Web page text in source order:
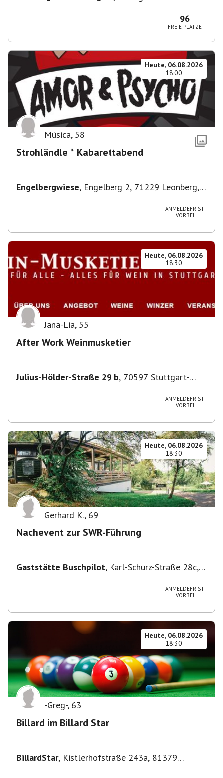
96
FREIE PLÄTZE
Heute, 06.08.2026
18:00
Música, 58
Strohländle * Kabarettabend
Engelbergwiese, Engelberg 2, 71229 Leonberg,
ANMELDEFRIST
VORBEI
Heute, 06.08.2026
18:30
Jana-Lia, 55
After Work Weinmusketier
Julius-Hölder-Straße 29 b, 70597 Stuttgart-
ANMELDEFRIST
VORBEI
Heute, 06.08.2026
18:30
Gerhard K., 69
Nachevent zur SWR-Führung
Gaststätte Buschpilot, Karl-Schurz-Straße 28c,
ANMELDEFRIST
VORBEI
Heute, 06.08.2026
18:30
-Greg-, 63
Billard im Billard Star
BillardStar, Kistlerhofstraße 243a, 81379